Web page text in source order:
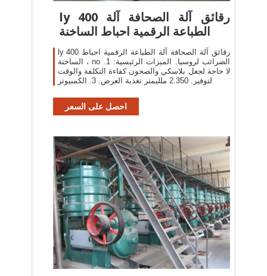
ly 400 رقائق آلة الصحافة آلة
الطباعة الرقمية احباط الساخنة
ly 400 رقائق آلة الصحافة آلة الطباعة الرقمية احباط
الساخنة ، no الضرائب لروسيا. الميزات الرئيسية: 1.
لا حاجة لجعل بلاسكي والصحون كفاءة التكلفة والوقت
لتوفير. 2.350 ملليمتر تغذية العرض. 3. الكمبيوتر
احصل على السعر